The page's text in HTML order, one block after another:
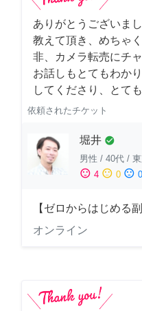
ありがとうございま
教えて頂き、めちゃ
非、カメラ転売にチ
お話しもとてもわか
してくださり、とて
依頼されたチケット
堀井 check_circle
男性 / 40代 /
sentiment_satisfied 4 sentiment_neutral 0 sentiment_dissatisfied 0
【ゼロからはじめる
オンライン